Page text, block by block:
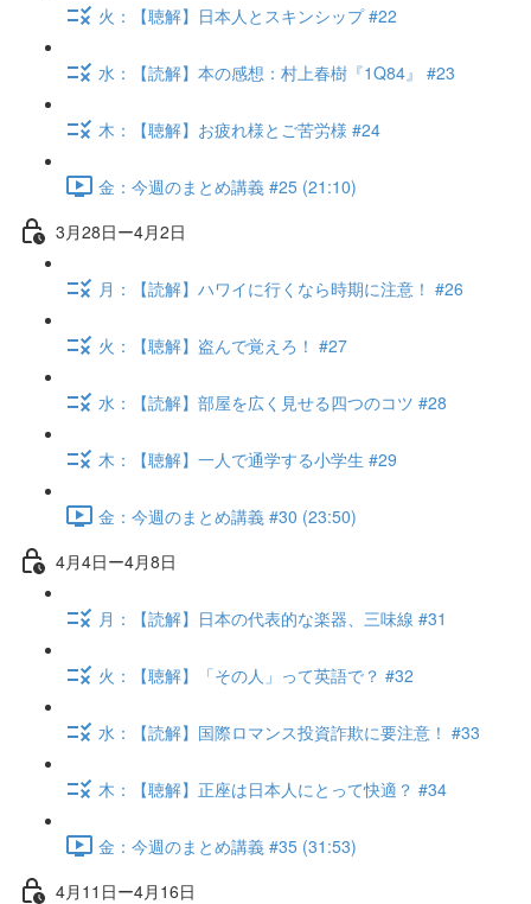
火：【聴解】日本人とスキンシップ #22
水：【読解】本の感想：村上春樹『1Q84』 #23
木：【聴解】お疲れ様とご苦労様 #24
金：今週のまとめ講義 #25 (21:10)
3月28日ー4月2日
月：【読解】ハワイに行くなら時期に注意！ #26
火：【聴解】盗んで覚えろ！ #27
水：【読解】部屋を広く見せる四つのコツ #28
木：【聴解】一人で通学する小学生 #29
金：今週のまとめ講義 #30 (23:50)
4月4日ー4月8日
月：【読解】日本の代表的な楽器、三味線 #31
火：【聴解】「その人」って英語で？ #32
水：【読解】国際ロマンス投資詐欺に要注意！ #33
木：【聴解】正座は日本人にとって快適？ #34
金：今週のまとめ講義 #35 (31:53)
4月11日ー4月16日